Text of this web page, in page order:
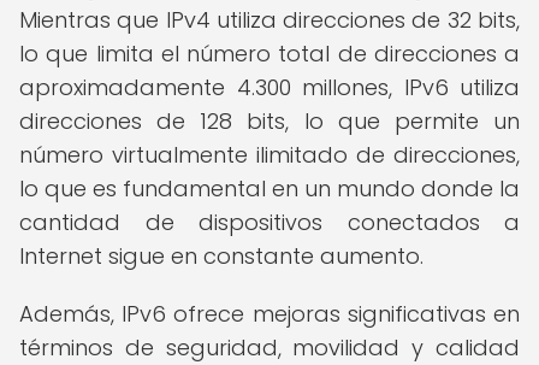
Mientras que IPv4 utiliza direcciones de 32 bits,
lo que limita el número total de direcciones a
aproximadamente 4.300 millones, IPv6 utiliza
direcciones de 128 bits, lo que permite un
número virtualmente ilimitado de direcciones,
lo que es fundamental en un mundo donde la
cantidad de dispositivos conectados a
Internet sigue en constante aumento.
Además, IPv6 ofrece mejoras significativas en
términos de seguridad, movilidad y calidad